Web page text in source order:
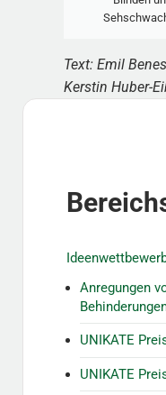
Text: Emil
Kerstin Huber-
Sidebar
Anregungen
UNIKATE
UNIKATE